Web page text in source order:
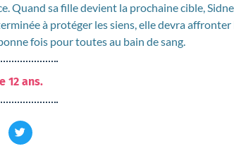
Quand sa fille devient la prochaine cible,
à protéger les siens, elle devra affronter
fois pour toutes au bain de sang.
12 ans.